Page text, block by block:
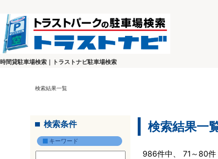
時間貸駐車場検索｜トラストナビ駐車場検索
検索結果一覧
検索条件
キーワード
検索結果一
986件中、 71～80